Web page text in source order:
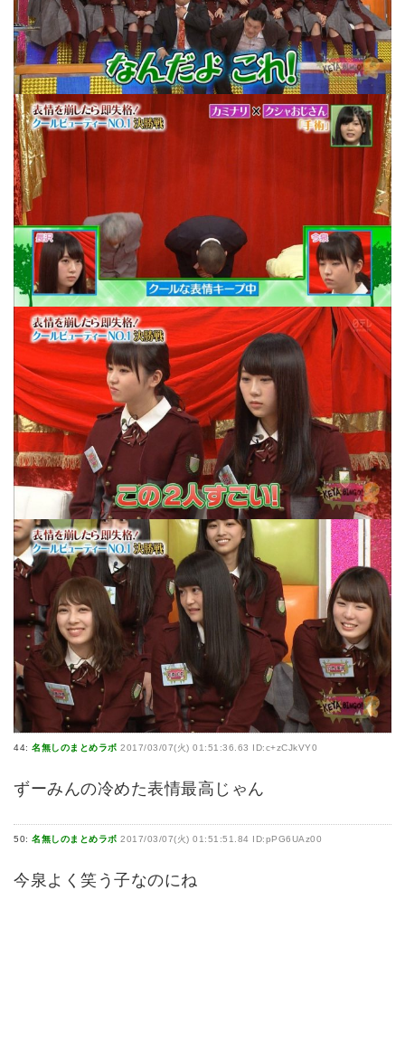
44: 名無しのまとめラボ 2017/03/07(火) 01:51:36.63 ID:c+zCJkVY0
ずーみんの冷めた表情最高じゃん
50: 名無しのまとめラボ 2017/03/07(火) 01:51:51.84 ID:pPG6UAz00
今泉よく笑う子なのにね